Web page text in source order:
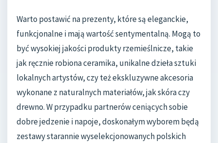
Warto postawić na prezenty, które są eleganckie,
funkcjonalne i mają wartość sentymentalną. Mogą to
być wysokiej jakości produkty rzemieślnicze, takie
jak ręcznie robiona ceramika, unikalne dzieła sztuki
lokalnych artystów, czy też ekskluzywne akcesoria
wykonane z naturalnych materiałów, jak skóra czy
drewno. W przypadku partnerów ceniących sobie
dobre jedzenie i napoje, doskonałym wyborem będą
zestawy starannie wyselekcjonowanych polskich